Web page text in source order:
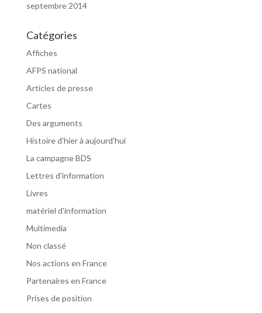
septembre 2014
Catégories
Affiches
AFPS national
Articles de presse
Cartes
Des arguments
Histoire d'hier à aujourd'hui
La campagne BDS
Lettres d'information
Livres
matériel d'information
Multimedia
Non classé
Nos actions en France
Partenaires en France
Prises de position